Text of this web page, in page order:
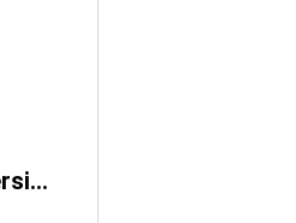
Kunstglas zur Splittersimulation